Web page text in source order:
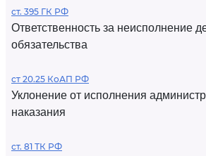
ст. 395 ГК РФ
Ответственность за неисполнение
обязательства
ст 20.25 КоАП РФ
Уклонение от исполнения
наказания
ст. 81 ТК РФ